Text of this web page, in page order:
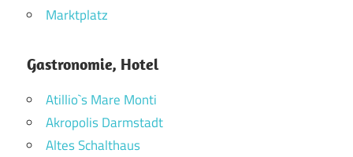
Marktplatz
Gastronomie, Hotel
Atillio`s Mare Monti
Akropolis Darmstadt
Altes Schalthaus